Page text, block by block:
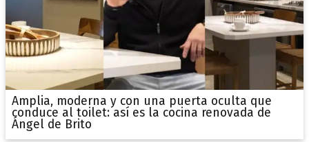
Amplia, moderna y con una puerta oculta que
conduce al toilet: así es la cocina renovada de
Ángel de Brito